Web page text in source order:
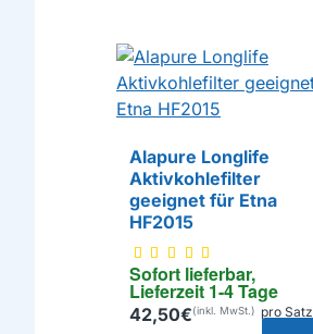
EIGENMARKE
Sofort lieferbar,
Lieferzeit 1-4 Tage
Alapure Longlife
Aktivkohlefilter
geeignet für Etna
HF2015
42,50€ pro Satz